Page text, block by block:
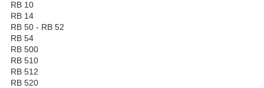
RB 10
RB 14
RB 50 - RB 52
RB 54
RB 500
RB 510
RB 512
RB 520